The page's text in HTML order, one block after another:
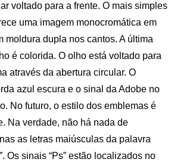
voltado para a frente. O mais simples
uma imagem monocromática em
moldura dupla nos cantos. A última
é colorida. O olho está voltado para
através da abertura circular. O
azul escura e o sinal da Adobe no
No futuro, o estilo dos emblemas é
Na verdade, não há nada de
as letras maiúsculas da palavra
Os sinais “Ps” estão localizados no